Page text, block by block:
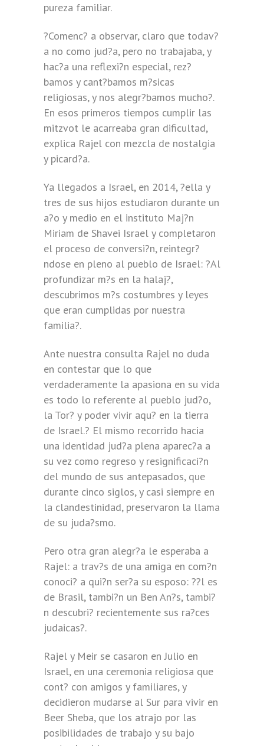
pureza familiar.
?Comenc? a observar, claro que todav?
a no como jud?a, pero no trabajaba, y
hac?a una reflexi?n especial, rez?
bamos y cant?bamos m?sicas
religiosas, y nos alegr?bamos mucho?.
En esos primeros tiempos cumplir las
mitzvot le acarreaba gran dificultad,
explica Rajel con mezcla de nostalgia
y picard?a.
Ya llegados a Israel, en 2014, ?ella y
tres de sus hijos estudiaron durante un
a?o y medio en el instituto Maj?n
Miriam de Shavei Israel y completaron
el proceso de conversi?n, reintegr?
ndose en pleno al pueblo de Israel: ?Al
profundizar m?s en la halaj?,
descubrimos m?s costumbres y leyes
que eran cumplidas por nuestra
familia?.
Ante nuestra consulta Rajel no duda
en contestar que lo que
verdaderamente la apasiona en su vida
es todo lo referente al pueblo jud?o,
la Tor? y poder vivir aqu? en la tierra
de Israel.? El mismo recorrido hacia
una identidad jud?a plena aparec?a a
su vez como regreso y resignificaci?n
del mundo de sus antepasados, que
durante cinco siglos, y casi siempre en
la clandestinidad, preservaron la llama
de su juda?smo.
Pero otra gran alegr?a le esperaba a
Rajel: a trav?s de una amiga en com?n
conoci? a qui?n ser?a su esposo: ??l es
de Brasil, tambi?n un Ben An?s, tambi?
n descubri? recientemente sus ra?ces
judaicas?.
Rajel y Meir se casaron en Julio en
Israel, en una ceremonia religiosa que
cont? con amigos y familiares, y
decidieron mudarse al Sur para vivir en
Beer Sheba, que los atrajo por las
posibilidades de trabajo y su bajo